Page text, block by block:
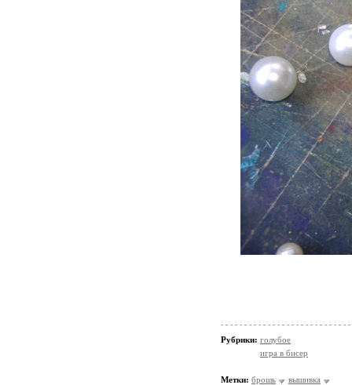
Рубрики: голубое
игра в бисер
Метки: брошь вышивка